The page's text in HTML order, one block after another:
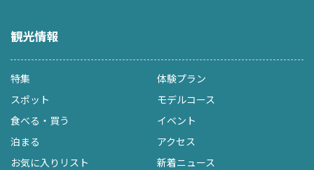
観光情報
特集
体験プラン
スポット
モデルコース
食べる・買う
イベント
泊まる
アクセス
お気に入りリスト
新着ニュース